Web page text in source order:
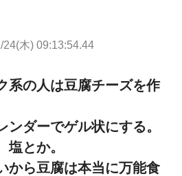
24(木) 09:13:54.44
系の人は豆腐チーズを作
ンダーでゲル状にする。
塩とか。
から豆腐は本当に万能食